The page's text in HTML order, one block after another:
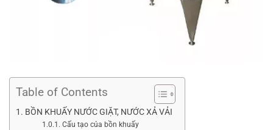
Table of Contents
BỒN KHUẤY NƯỚC GIẶT, NƯỚC XẢ VẢI
Cấu tạo của bồn khuấy